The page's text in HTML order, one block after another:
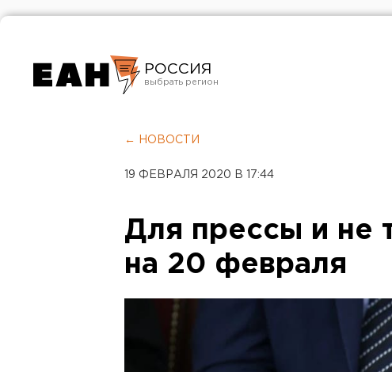
РОССИЯ
Челябинск
← НОВОСТИ
19 ФЕВРАЛЯ 2020 В 17:44
Для прессы и не
на 20 февраля